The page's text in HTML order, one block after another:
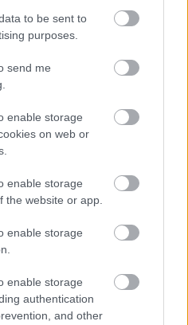
to be sent to
purposes.
send me
enable storage
on web or
enable storage
the website or app.
enable storage
enable storage
authentication
and other
v Bad Gastein, kdy
Classics – světového
soustředění včetně
2024
našeho
Upsat